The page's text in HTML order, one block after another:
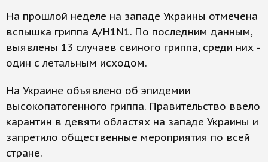
На прошлой неделе на западе Украины отмечена
вспышка гриппа A/H1N1. По последним данным,
выявлены 13 случаев свиного гриппа, среди них -
один с летальным исходом.
На Украине объявлено об эпидемии
высокопатогенного гриппа. Правительство ввело
карантин в девяти областях на западе Украины и
запретило общественные мероприятия по всей
стране.